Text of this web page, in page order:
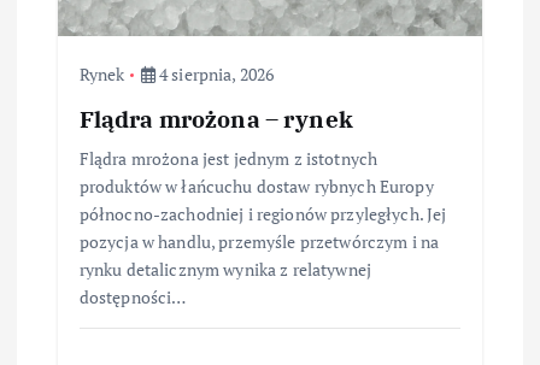
Rynek 4 sierpnia, 2026
Flądra mrożona – rynek
Flądra mrożona jest jednym z istotnych
produktów w łańcuchu dostaw rybnych Europy
północno-zachodniej i regionów przyległych. Jej
pozycja w handlu, przemyśle przetwórczym i na
rynku detalicznym wynika z relatywnej
dostępności…